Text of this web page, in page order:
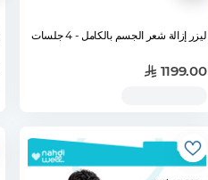
ليزر إزالة شعر الجسم بالكامل - 4 جلسات
1199.00